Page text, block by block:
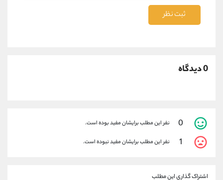
ثبت نظر
0 دیدگاه
0 نفر این مطلب برایشان مفید بوده است.
1 نفر این مطلب برایشان مفید نبوده است.
اشتراک گذاری این مطلب